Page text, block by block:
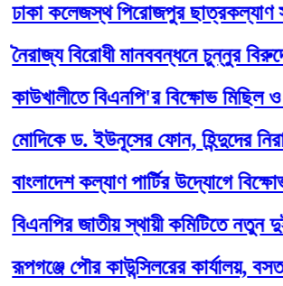
কলেজস্থ পিরোজপুর ছাত্রকল্যাণ
বিরোধী মানববন্ধনে চুন্নুর বিরুদ্ধে
বিএনপি'র বিক্ষোভ মিছিল ও
ড. ইউনূসের ফোন, হিন্দুদের
কল্যাণ পার্টির উদ্যোগে বিক্ষোভ
জাতীয় স্থায়ী কমিটিতে নতুন দুই মুখ
পৌর কাউন্সিলরের কার্যালয়,